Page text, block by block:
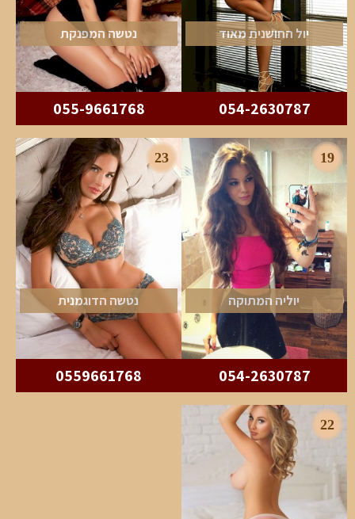
יול החושנית מאוד
054-2630787
נטשה המפנקת
055-9661768
19
יוליה המתוקה
054-2630787
23
נטשה הדוגמנית
0559661768
22